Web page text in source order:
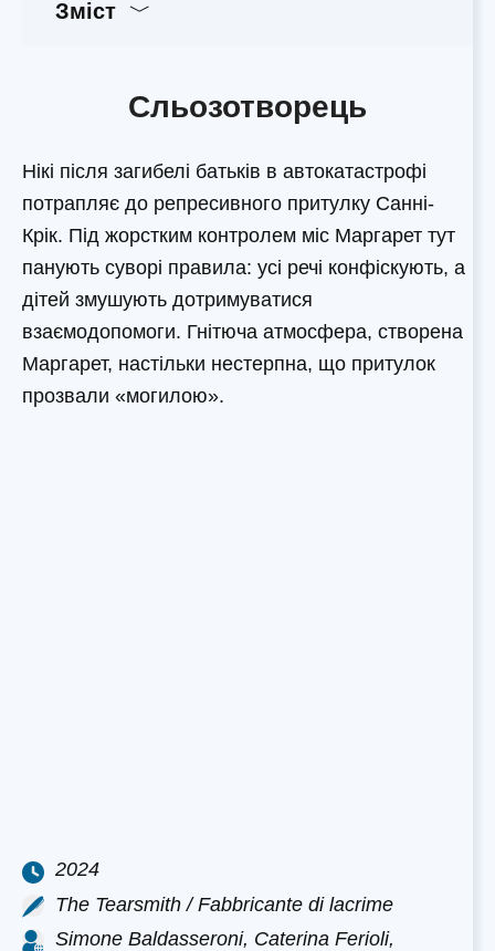
Зміст
Сльозотворець
Нікі після загибелі батьків в автокатастрофі
потрапляє до репресивного притулку Санні-
Крік. Під жорстким контролем міс Маргарет тут
панують суворі правила: усі речі конфіскують, а
дітей змушують дотримуватися
взаємодопомоги. Гнітюча атмосфера, створена
Маргарет, настільки нестерпна, що притулок
прозвали «могилою».
2024
The Tearsmith / Fabbricante di lacrime
Simone Baldasseroni, Caterina Ferioli,